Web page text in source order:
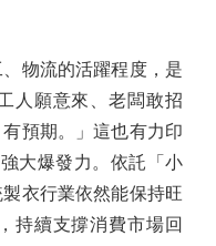
物流的活躍程度，是
人願意來、老闆敢招
預期。」這也有力印
大爆發力。依託「小
衣行業依然能保持旺
持續支撐消費市場回